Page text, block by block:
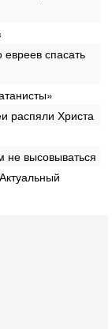
спасать
распяли Христа
не высовываться